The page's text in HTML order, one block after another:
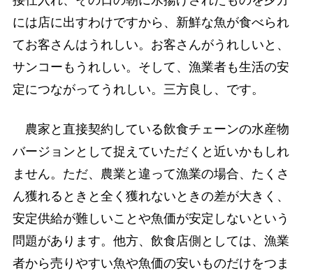
には店に出すわけですから、新鮮な魚が食べられ
てお客さんはうれしい。お客さんがうれしいと、
サンコーもうれしい。そして、漁業者も生活の安
定につながってうれしい。三方良し、です。
農家と直接契約している飲食チェーンの水産物
バージョンとして捉えていただくと近いかもしれ
ません。ただ、農業と違って漁業の場合、たくさ
ん獲れるときと全く獲れないときの差が大きく、
安定供給が難しいことや魚価が安定しないという
問題があります。他方、飲食店側としては、漁業
者から売りやすい魚や魚価の安いものだけをつま